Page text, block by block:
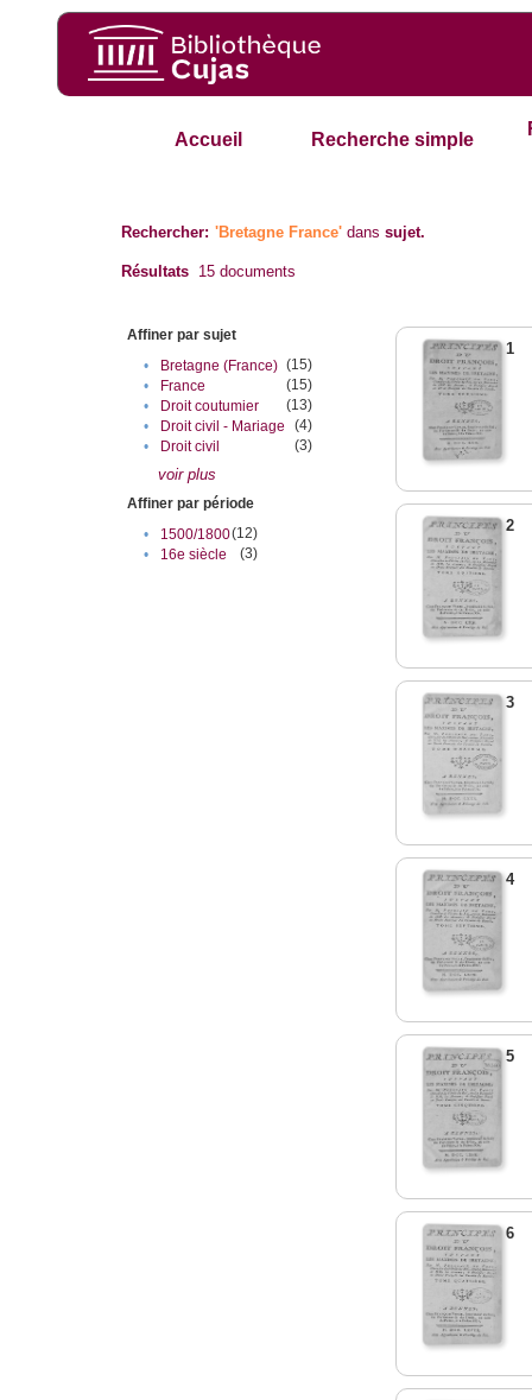
Accueil Recherche simple
Rechercher: 'Bretagne France' danssujet.
Résultats 15 documents
Affiner par sujet
•
Bretagne (France) (15)
•
France
(15)
•
Droit coutumier
(13)
•
Droit civil - Mariage
(4)
•
Droit civil (3)
voir plus
Affiner par période
•
1500/1800(12)
•
16e siècle (3)
1
2
3
4
5
6